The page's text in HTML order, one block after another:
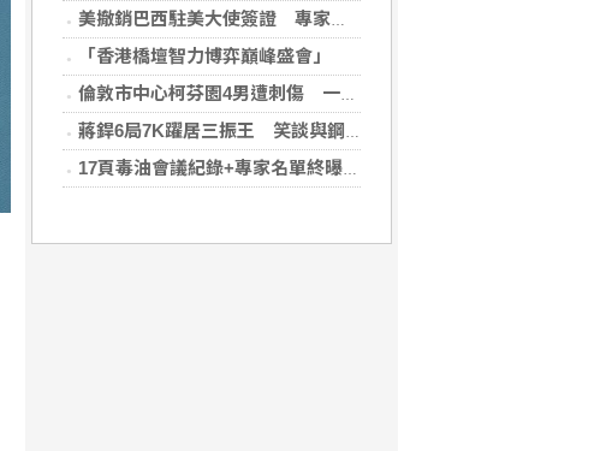
美撤銷巴西駐美大使簽證 專家警告加劇外交僵局
「香港橋壇智力博弈巔峰盛會」
倫敦市中心柯芬園4男遭刺傷 一女涉持械攻擊被捕
蔣銲6局7K躍居三振王 笑談與鋼龍良性競爭
17頁毒油會議紀錄+專家名單終曝光！ 食藥署「作業10小時」才PO網